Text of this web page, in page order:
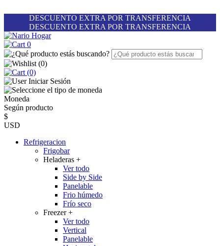
DESCUENTO EXTRA POR TRANSFERENCIA
DESCUENTO EXTRA POR TRANSFERENCIA
0
(0)
(0)
Iniciar Sesión
Moneda
Según producto
$
USD
Refrigeracion
Frigobar
Heladeras +
Ver todo
Side by Side
Panelable
Frio húmedo
Frío seco
Freezer+
Ver todo
Vertical
Panelable